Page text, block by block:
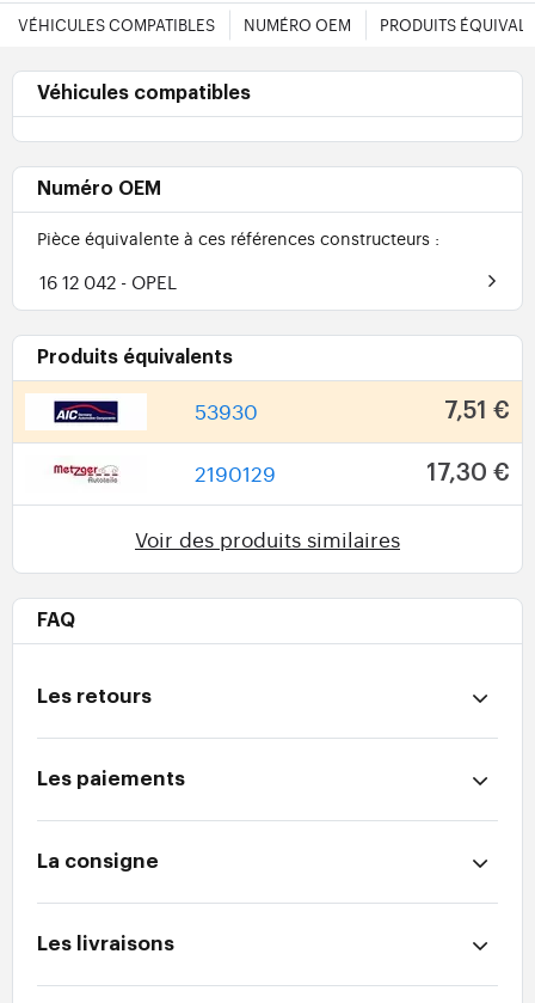
VÉHICULES COMPATIBLES NUMÉRO OEM PRODUITS
Véhicules compatibles
Numéro OEM
Pièce équivalente à ces références constructeurs :
16 12 042 - OPEL
Produits équivalents
53930 7,51 €
2190129 17,30 €
Voir des produits similaires
FAQ
Les retours
Les paiements
La consigne
Les livraisons